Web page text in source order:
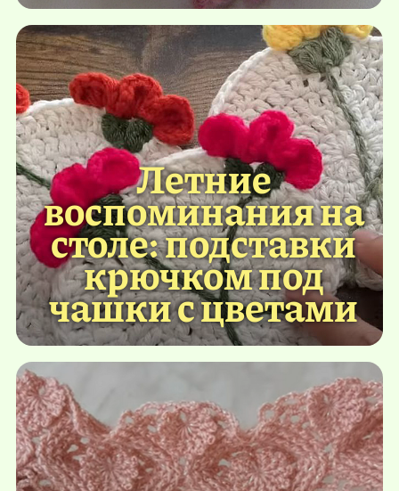
Летние
воспоминания на
столе: подставки
крючком под
чашки с цветами